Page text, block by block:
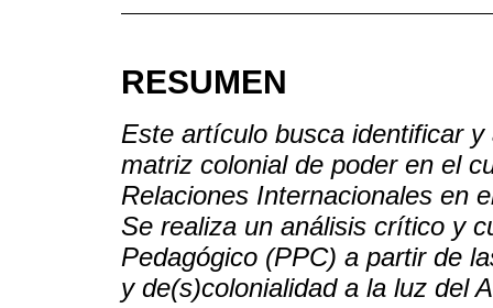
RESUMEN
Este artículo busca identificar
matriz colonial de poder en el
Relaciones Internacionales en
Se realiza un análisis crítico y
Pedagógico (PPC) a partir de
y de(s)colonialidad a la luz del